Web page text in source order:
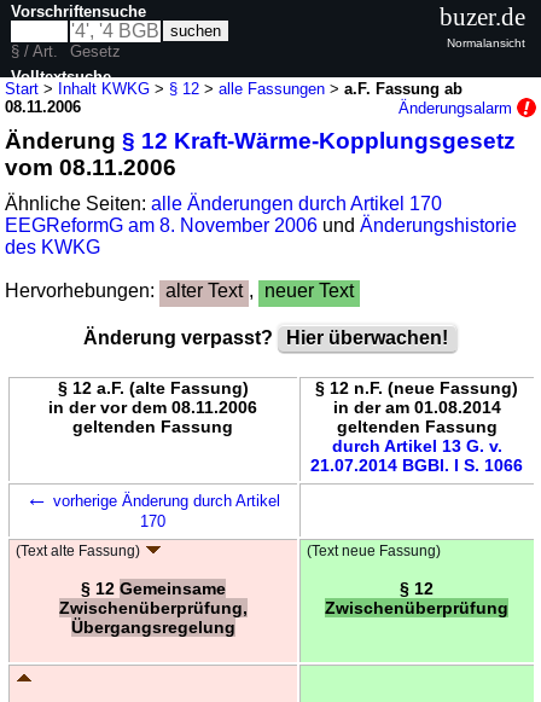
Start > Inhalt KWKG > § 12 >alle Fassungen >a.F. Fassung ab
08.11.2006
Änderungsalarm
Änderung§ 12 Kraft-Wärme-Kopplungsgesetz
vom 08.11.2006
Ähnliche Seiten:alle Änderungen durch Artikel 170
EEGReformG am 8. November 2006 undÄnderungshistorie
des KWKG
Hervorhebungen: alter Text , neuer Text
Änderung verpasst? Hier überwachen!
§ 12 a.F. (alte Fassung)
in der vor dem 08.11.2006
geltenden Fassung
§ 12 n.F. (neue Fassung)
in der am 01.08.2014
geltenden Fassung
durch Artikel 13 G. v.
21.07.2014 BGBl. I S. 1066
← vorherige Änderung durch Artikel
170
(Text alte Fassung)
§ 12 Gemeinsame
Zwischenüberprüfung,
Übergangsregelung
(Text neue Fassung)
§ 12
Zwischenüberprüfung
Vorschriftensuche
§ / Art.
Gesetz
Volltextsuche
buzer.de
Normalansicht